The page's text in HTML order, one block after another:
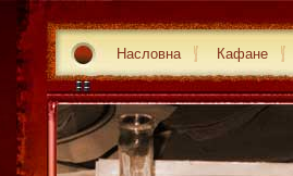
Насловна Кафане